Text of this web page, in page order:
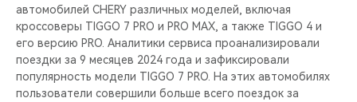
автомобилей CHERY различных моделей, включая
кроссоверы TIGGO 7 PRO и PRO MAX, а также TIGGO 4 и
его версию PRO. Аналитики сервиса проанализировали
поездки за 9 месяцев 2024 года и зафиксировали
популярность модели TIGGO 7 PRO. На этих автомобилях
пользователи совершили больше всего поездок за